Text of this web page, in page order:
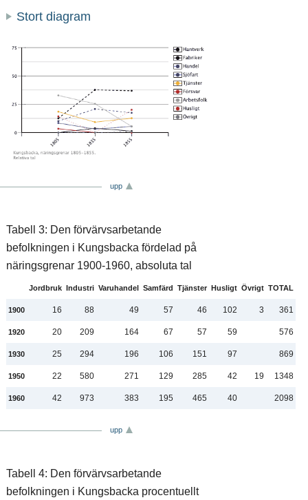
Stort diagram
upp
Tabell 3: Den förvärvsarbetande
befolkningen i Kungsbacka fördelad på
näringsgrenar 1900-1960, absoluta tal
Jordbruk Industri Varuhandel Samfärd Tjänster Husligt Övrigt TOTAL
1900 16 88 49 57 46 102 3 361
1920 20 209 164 67 57 59 576
1930 25 294 196 106 151 97 869
1950 22 580 271 129 285 42 19 1348
1960 42 973 383 195 465 40 2098
upp
Tabell 4: Den förvärvsarbetande
befolkningen i Kungsbacka procentuellt